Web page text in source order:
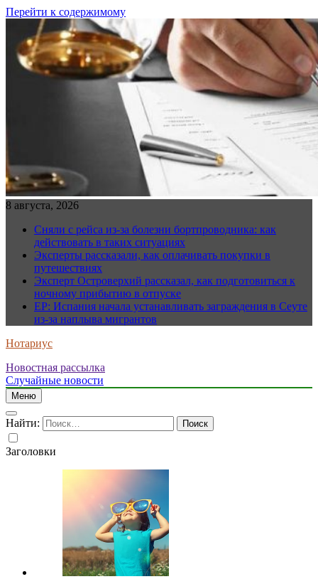
Перейти к содержимому
8 августа, 2026
Сняли с рейса из-за болезни бортпроводника: как
действовать в таких ситуациях
Эксперты рассказали, как оплачивать покупки в
путешествиях
Эксперт Островерхий рассказал, как подготовиться к
ночному прибытию в отпуске
EP: Испания начала устанавливать заграждения в Сеуте
из-за наплыва мигрантов
Нотариус
Новостная рассылка
Случайные новости
Меню
Найти:
Заголовки